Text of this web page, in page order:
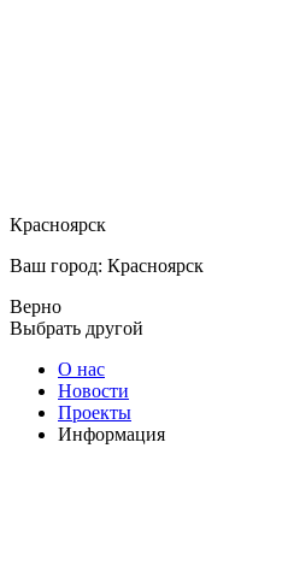
Красноярск
Ваш город: Красноярск
Верно
Выбрать другой
О нас
Новости
Проекты
Информация